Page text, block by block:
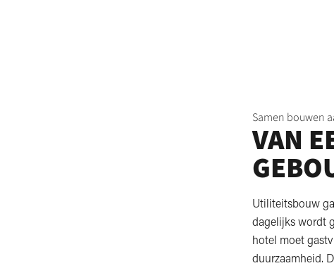
Samen bouwen
VAN
Utiliteitsbouw
dagelijks wordt
hotel moet
duurzaamheid.